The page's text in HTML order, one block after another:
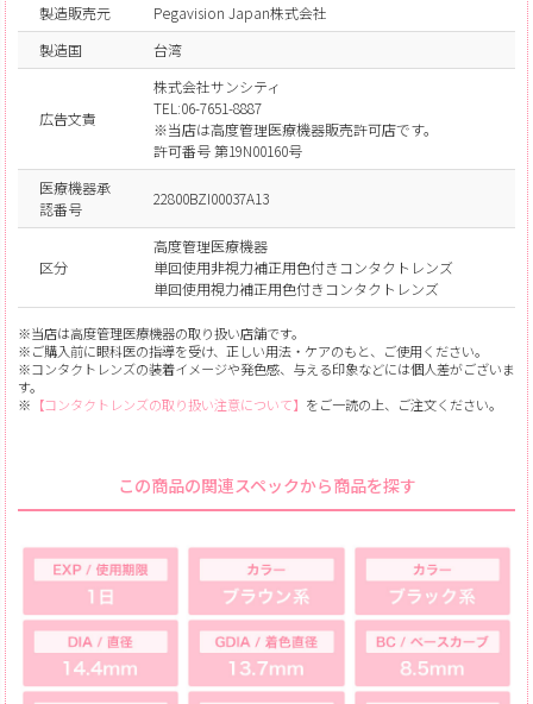
製造販売元
Pegavision Japan株式会社
製造国
台湾
広告文責
株式会社サンシティ
TEL:06-7651-8887
※当店は高度管理医療機器販売許可店です。
許可番号 第19N00160号
医療機器承
認番号
22800BZI00037A13
区分
高度管理医療機器
単回使用非視力補正用色付きコンタクトレンズ
単回使用視力補正用色付きコンタクトレンズ
※当店は高度管理医療機器の取り扱い店舗です。
※ご購入前に眼科医の指導を受け、正しい用法・ケアのもと、ご使用ください。
※コンタクトレンズの装着イメージや発色感、与える印象などには個人差がございま
す。
※ 【コンタクトレンズの取り扱い注意について】 をご一読の上、ご注文ください。
この商品の関連スペックから商品を探す